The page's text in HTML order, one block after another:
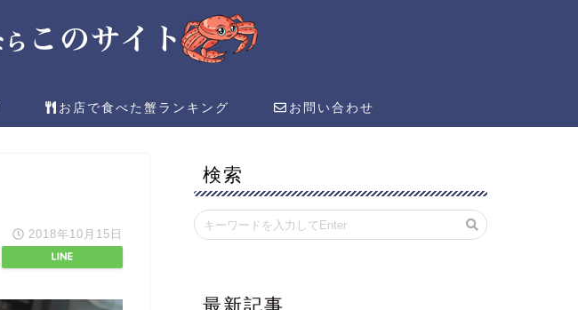
お店で食べた蟹ランキング お問い合わせ
2018年10月15日
検索
最新記事